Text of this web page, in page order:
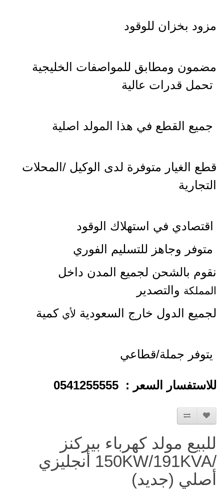
مزود بخزان للوقود
تحمل قدرات عالية
قطع الغيار متوفرة لدى الوكيل /المحلات
التجارية
اقتصادي في استهلاك الوقود
متوفر وجاهز للتسليم الفوري
نقوم بالشحن لجميع المدن داخل
المملكة والتصدير
لجميع الدول خارج السعودية لأي كمية
يتوفر جملة/قطاعي
للاستفسار السعر : 0541255555
للبيع مولد كهرباء بيركنز
/150KW/191KVA أنجليزي
أصلي (جديد)